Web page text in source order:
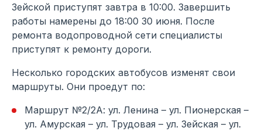
Зейской приступят завтра в 10:00. Завершить
работы намерены до 18:00 30 июня. После
ремонта водопроводной сети специалисты
приступят к ремонту дороги.
Несколько городских автобусов изменят свои
маршруты. Они проедут по:
Маршрут №2/2А: ул. Ленина – ул. Пионерская –
ул. Амурская – ул. Трудовая – ул. Зейская – ул.